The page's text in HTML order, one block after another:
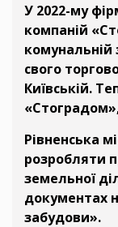
У 2022-му
компаній
комунальній
свого
Київській.
Рівненська
розробляти
земельної
документах
забудови».